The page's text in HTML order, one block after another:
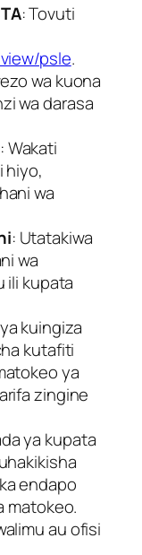
: Tovuti
psle.
wa kuona
wa darasa
: Wakati
hiyo,
wa
: Utatakiwa
wa
ili kupata
kuingiza
kutafiti
ya
zingine
ya kupata
endapo
matokeo.
au ofisi